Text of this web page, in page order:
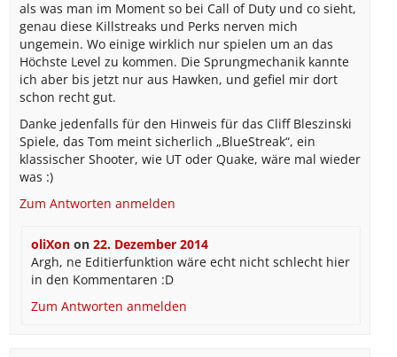
als was man im Moment so bei Call of Duty und co sieht,
genau diese Killstreaks und Perks nerven mich
ungemein. Wo einige wirklich nur spielen um an das
Höchste Level zu kommen. Die Sprungmechanik kannte
ich aber bis jetzt nur aus Hawken, und gefiel mir dort
schon recht gut.
Danke jedenfalls für den Hinweis für das Cliff Bleszinski
Spiele, das Tom meint sicherlich „BlueStreak“, ein
klassischer Shooter, wie UT oder Quake, wäre mal wieder
was :)
Zum Antworten anmelden
oliXon on22. Dezember 2014
Argh, ne Editierfunktion wäre echt nicht schlecht hier
in den Kommentaren :D
Zum Antworten anmelden